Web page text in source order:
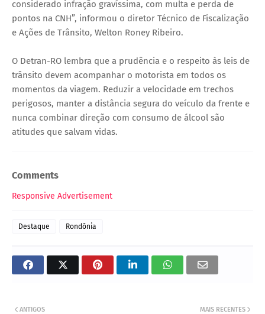
considerado infração gravíssima, com multa e perda de
pontos na CNH”, informou o diretor Técnico de Fiscalização
e Ações de Trânsito, Welton Roney Ribeiro.
O Detran-RO lembra que a prudência e o respeito às leis de
trânsito devem acompanhar o motorista em todos os
momentos da viagem. Reduzir a velocidade em trechos
perigosos, manter a distância segura do veículo da frente e
nunca combinar direção com consumo de álcool são
atitudes que salvam vidas.
Comments
Responsive Advertisement
Destaque Rondônia
MAIS RECENTES
ANTIGOS